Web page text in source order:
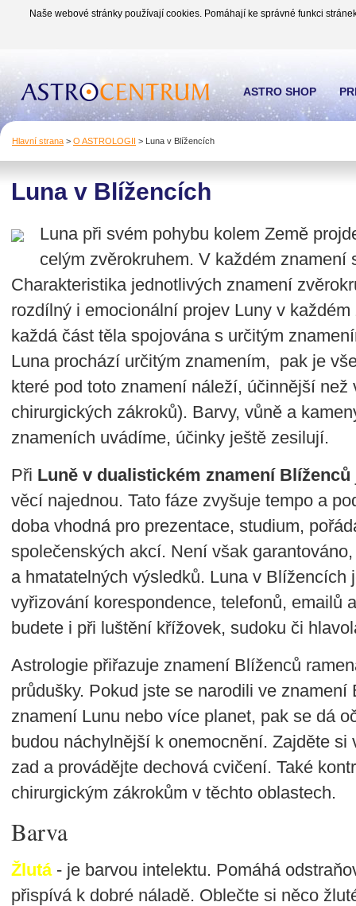
Naše webové stránky používají cookies. Pomáhají ke správné funkci
Hlavní strana > O ASTROLOGII > Luna v Blížencích
Luna v Blížencích
Luna při svém pohybu kolem Země
celým zvěrokruhem. V každém znamení
Charakteristika jednotlivých znamení
rozdílný i emocionální projev Luny v
každá část těla spojována s určitým
Luna prochází určitým znamením, pak je
které pod toto znamení náleží, účinnější než
chirurgických zákroků). Barvy, vůně a
znameních uvádíme, účinky ještě zesilují.
Při Luně v dualistickém znamení Blíženců
věcí najednou. Tato fáze zvyšuje tempo a
doba vhodná pro prezentace, studium,
společenských akcí. Není však
a hmatatelných výsledků. Luna v Blížencích
vyřizování korespondence, telefonů, emailů
budete i při luštění křížovek, sudoku či
Astrologie přiřazuje znamení Blíženců
průdušky. Pokud jste se narodili ve
znamení Lunu nebo více planet, pak se dá
budou náchylnější k onemocnění. Zajděte si
zad a provádějte dechová cvičení. Také
chirurgickým zákrokům v těchto oblastech.
Barva
Žlutá- je barvou intelektu. Pomáhá
přispívá k dobré náladě. Oblečte si něco
ASTRO SHOP